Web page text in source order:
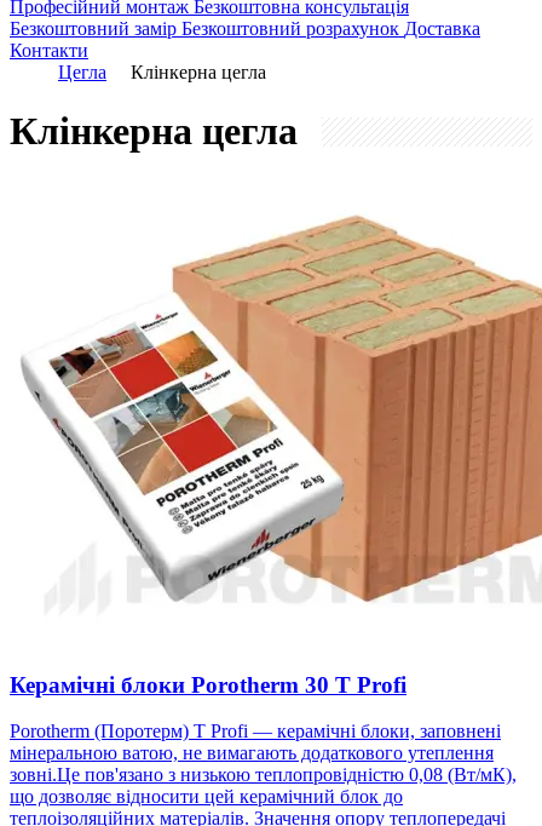
Професійний монтаж Безкоштовна консультація
Безкоштовний замір Безкоштовний розрахунок Доставка
Контакти
Цегла
Клінкерна цегла
Клінкерна цегла
Керамічні блоки Porotherm 30 T Profi
Porotherm (Поротерм) T Profi — керамічні блоки, заповнені
мінеральною ватою, не вимагають додаткового утеплення
зовні.Це пов'язано з низькою теплопровідністю 0,08 (Вт/мК),
що дозволяє відносити цей керамічний блок до
теплоізоляційних матеріалів. Значення опору теплопередачі